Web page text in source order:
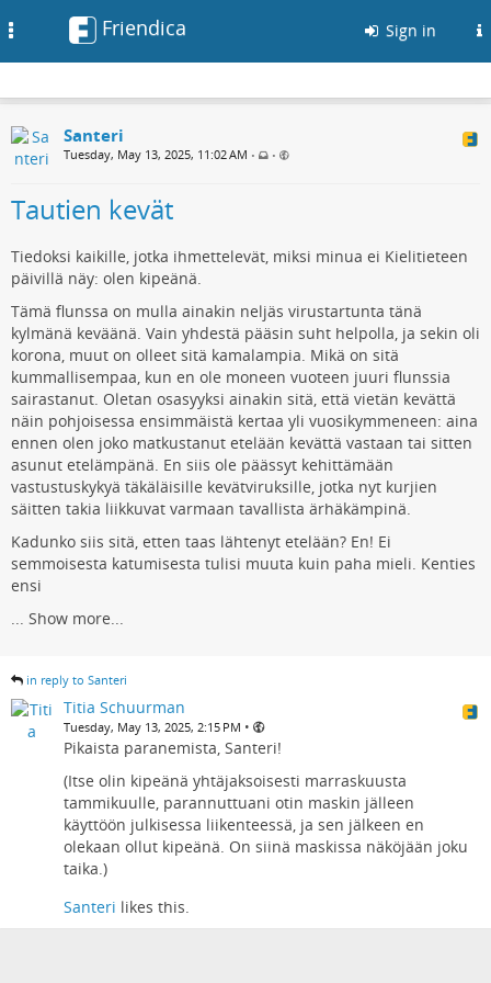
Friendica Sign in
Santeri
Tuesday, May 13, 2025, 11:02 AM • •
Tautien kevät
Tiedoksi kaikille, jotka ihmettelevät, miksi minua ei Kielitieteen
päivillä näy: olen kipeänä.
Tämä flunssa on mulla ainakin neljäs virustartunta tänä
kylmänä keväänä. Vain yhdestä pääsin suht helpolla, ja sekin oli
korona, muut on olleet sitä kamalampia. Mikä on sitä
kummallisempaa, kun en ole moneen vuoteen juuri flunssia
sairastanut. Oletan osasyyksi ainakin sitä, että vietän kevättä
näin pohjoisessa ensimmäistä kertaa yli vuosikymmeneen: aina
ennen olen joko matkustanut etelään kevättä vastaan tai sitten
asunut etelämpänä. En siis ole päässyt kehittämään
vastustuskykyä täkäläisille kevätviruksille, jotka nyt kurjien
säitten takia liikkuvat varmaan tavallista ärhäkämpinä.
Kadunko siis sitä, etten taas lähtenyt etelään? En! Ei
semmoisesta katumisesta tulisi muuta kuin paha mieli. Kenties
ensi
... Show more...
in reply to Santeri
Titia Schuurman
Tuesday, May 13, 2025, 2:15 PM •
Pikaista paranemista, Santeri!
(Itse olin kipeänä yhtäjaksoisesti marraskuusta
tammikuulle, parannuttuani otin maskin jälleen
käyttöön julkisessa liikenteessä, ja sen jälkeen en
olekaan ollut kipeänä. On siinä maskissa näköjään joku
taika.)
Santeri likes this.